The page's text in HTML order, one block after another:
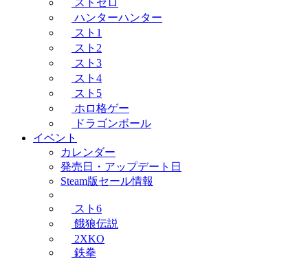
ストゼロ
ハンターハンター
スト1
スト2
スト3
スト4
スト5
ホロ格ゲー
ドラゴンボール
イベント
カレンダー
発売日・アップデート日
Steam版セール情報
スト6
餓狼伝説
2XKO
鉄拳